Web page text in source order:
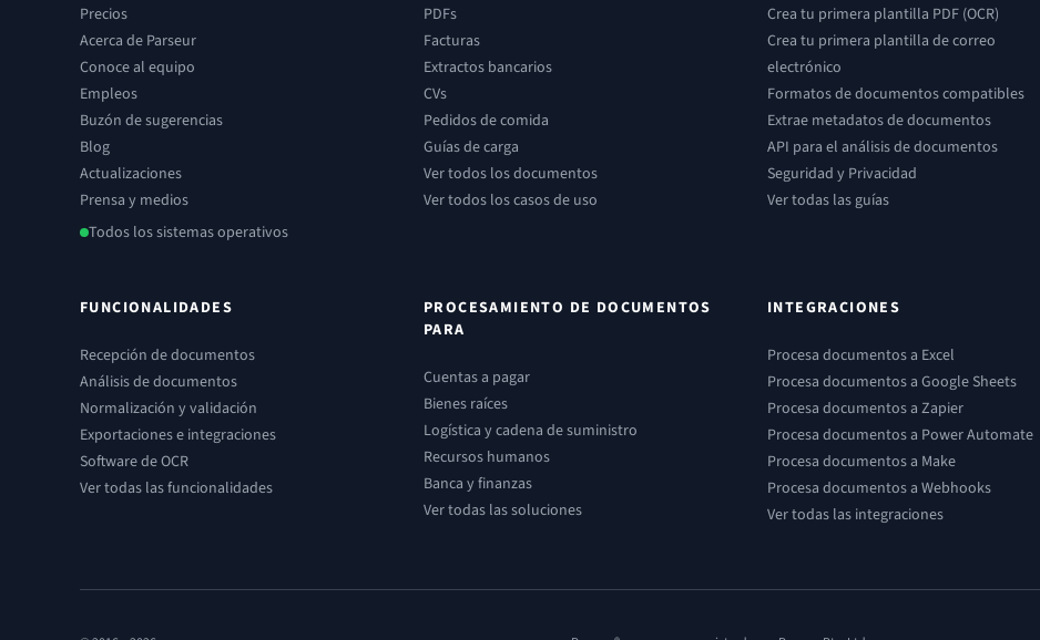
Precios
Acerca de Parseur
Conoce al equipo
Empleos
Buzón de sugerencias
Blog
Actualizaciones
Prensa y medios
Todos los sistemas operativos
PDFs
Facturas
Extractos bancarios
CVs
Pedidos de comida
Guías de carga
Ver todos los documentos
Ver todos los casos de uso
Crea tu primera plantilla PDF (OCR)
Crea tu primera plantilla de correo
electrónico
Formatos de documentos compatibles
Extrae metadatos de documentos
API para el análisis de documentos
Seguridad y Privacidad
Ver todas las guías
FUNCIONALIDADES
Recepción de documentos
Análisis de documentos
Normalización y validación
Exportaciones e integraciones
Software de OCR
Ver todas las funcionalidades
PROCESAMIENTO DE DOCUMENTOS
PARA
Cuentas a pagar
Bienes raíces
Logística y cadena de suministro
Recursos humanos
Banca y finanzas
Ver todas las soluciones
INTEGRACIONES
Procesa documentos a Excel
Procesa documentos a Google Sheets
Procesa documentos a Zapier
Procesa documentos a Power Automate
Procesa documentos a Make
Procesa documentos a Webhooks
Ver todas las integraciones